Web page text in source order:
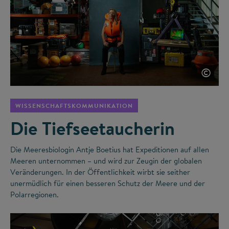
©
WISSENSCHAFTSKOMMUNIKATION
Die Tiefseetaucherin
Die Meeresbiologin Antje Boetius hat Expeditionen auf allen
Meeren unternommen – und wird zur Zeugin der globalen
Veränderungen. In der Öffentlichkeit wirbt sie seither
unermüdlich für einen besseren Schutz der Meere und der
Polarregionen.